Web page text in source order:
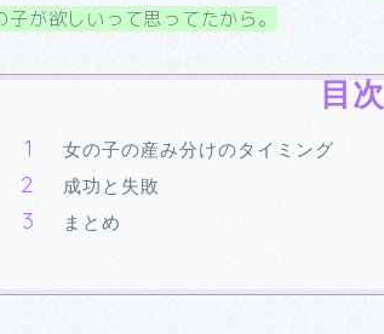
子が欲しいって思ってたから。
目次
女の子の産み分けのタイミング
成功と失敗
まとめ